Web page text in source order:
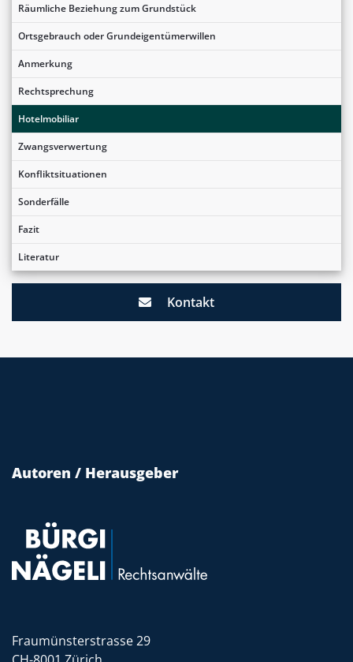
Räumliche Beziehung zum Grundstück
Ortsgebrauch oder Grundeigentümerwillen
Anmerkung
Rechtsprechung
Hotelmobiliar
Zwangsverwertung
Konfliktsituationen
Sonderfälle
Fazit
Literatur
Kontakt
Autoren / Herausgeber
Fraumünsterstrasse 29